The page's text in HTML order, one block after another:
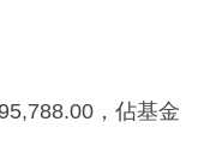
，佔基金